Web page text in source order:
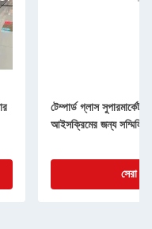
টেম্পার্ড গ্লাস সুপারমার্কেট
আইসক্রিমের জন্য
সেরা